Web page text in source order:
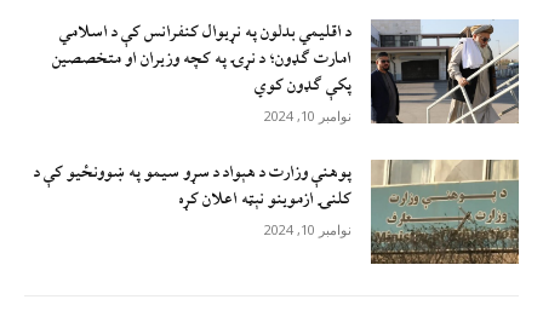
د اقليمي بدلون په نړيوال کنفرانس کې د اسلامي
امارت ګډون؛ د نړۍ په کچه وزيران او متخصصين
پکې ګډون کوي
نوامبر 10, 2024
پوهنې وزارت د هېواد د سړو سيمو په ښوونځيو کې د
کلنۍ ازموينو نېټه اعلان کړه
نوامبر 10, 2024